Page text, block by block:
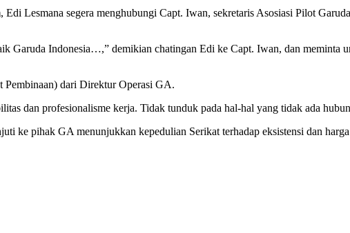
Lesmana segera menghubungi Capt. Iwan, sekretaris Asosiasi Pilot
Garuda Indonesia…,” demikian chatingan Edi ke Capt. Iwan, dan meminta
Pembinaan) dari Direktur Operasi GA.
dan profesionalisme kerja. Tidak tunduk pada hal-hal yang tidak ada
ke pihak GA menunjukkan kepedulian Serikat terhadap eksistensi dan